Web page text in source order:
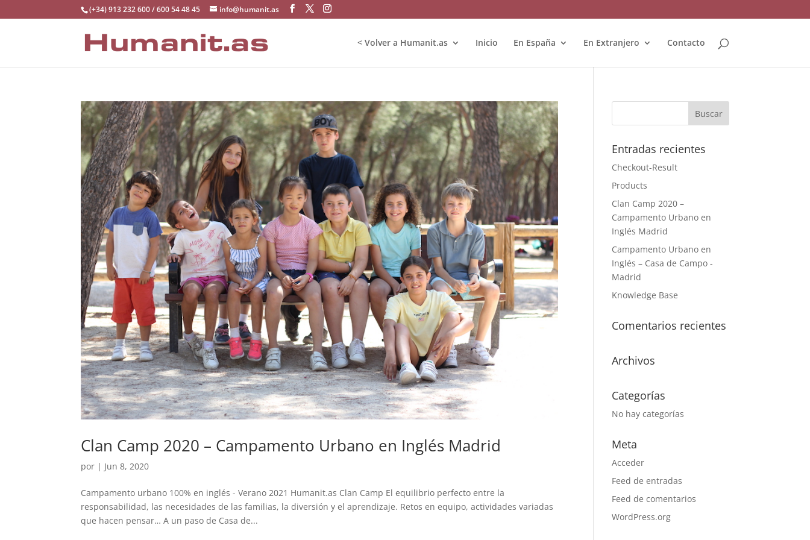
(+34) 913 232 600 / 600 54 48 45 info@humanit.as
< Volver a Humanit.as Inicio En España En Extranjero Contacto
Clan Camp 2020 – Campamento Urbano en Inglés Madrid
por | Jun 8, 2020
Campamento urbano 100% en inglés - Verano 2021 Humanit.as Clan Camp El equilibrio perfecto entre la
responsabilidad, las necesidades de las familias, la diversión y el aprendizaje. Retos en equipo, actividades variadas
que hacen pensar… A un paso de Casa de...
Entradas recientes
Checkout-Result
Products
Clan Camp 2020 –
Campamento Urbano en
Inglés Madrid
Campamento Urbano en
Inglés – Casa de Campo -
Madrid
Knowledge Base
Comentarios recientes
Archivos
Categorías
No hay categorías
Meta
Acceder
Feed de entradas
Feed de comentarios
WordPress.org